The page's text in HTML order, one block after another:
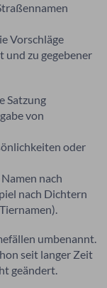
Vorschläge
und zu gegebener
Satzung
von
oder
nach
nach Dichtern
umbenannt.
seit langer Zeit
geändert.